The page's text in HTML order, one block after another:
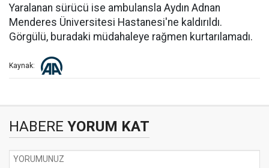
Yaralanan sürücü ise ambulansla Aydın Adnan
Menderes Üniversitesi Hastanesi'ne kaldırıldı.
Görgülü, buradaki müdahaleye rağmen kurtarılamadı.
Kaynak:
HABERE YORUM KAT